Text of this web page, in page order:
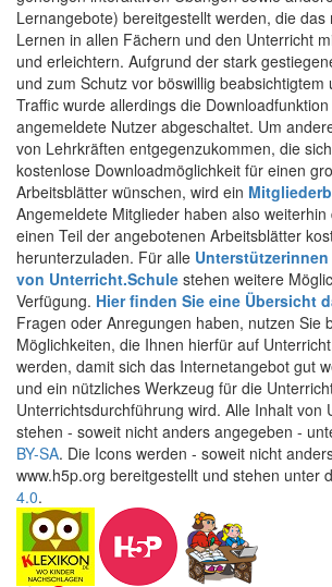
Lernangebote) bereitgestellt werden, die
Lernen in allen Fächern und den Unterricht
und erleichtern. Aufgrund der stark
und zum Schutz vor böswillig beabsichtigtem
Traffic wurde allerdings die
angemeldete Nutzer abgeschaltet. Um
von Lehrkräften entgegenzukommen, die
kostenlose Downloadmöglichkeit für einen
Arbeitsblätter wünschen, wird ein
Angemeldete Mitglieder haben also weiterhin
einen Teil der angebotenen Arbeitsblätter
herunterzuladen. Für alle
von Unterricht.Schule stehen weitere
Verfügung. Hier finden Sie eine Übersicht
Fragen oder Anregungen haben, nutzen Sie
Möglichkeiten, die Ihnen hierfür auf
werden, damit sich das Internetangebot gut
und ein nützliches Werkzeug für die
Unterrichtsdurchführung wird. Alle Inhalt von
stehen - soweit nicht anders angegeben -
BY-SA. Die Icons werden - soweit nicht
www.h5p.org bereitgestellt und stehen unter
4.0.